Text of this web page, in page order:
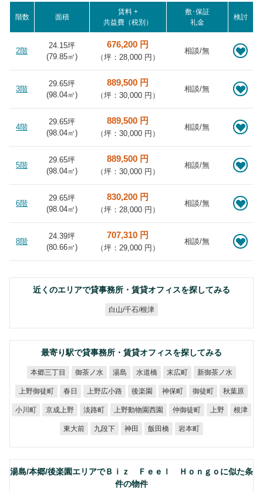
階数 面積
賃料 +
共益費（税別）
敷･保証
礼金
検討
2階
24.15坪
(79.85㎡)
676,200 円
（坪：28,000 円）
相談/無
3階
29.65坪
(98.04㎡)
889,500 円
（坪：30,000 円）
相談/無
4階
29.65坪
(98.04㎡)
889,500 円
（坪：30,000 円）
相談/無
5階
29.65坪
(98.04㎡)
889,500 円
（坪：30,000 円）
相談/無
6階
29.65坪
(98.04㎡)
830,200 円
（坪：28,000 円）
相談/無
8階
24.39坪
(80.66㎡)
707,310 円
（坪：29,000 円）
相談/無
近くのエリアで貸事務所・賃貸オフィスを探してみる
白山/千石/根津
最寄り駅で貸事務所・賃貸オフィスを探してみる
本郷三丁目 御茶ノ水 湯島 水道橋 末広町 新御茶ノ水
上野御徒町 春日 上野広小路 後楽園 神保町 御徒町 秋葉原
小川町 京成上野 淡路町 上野動物園西園 仲御徒町 上野 根津
東大前 九段下 神田 飯田橋 岩本町
湯島/本郷/後楽園エリアでＢｉｚ Ｆｅｅｌ Ｈｏｎｇｏに似た条
件の物件